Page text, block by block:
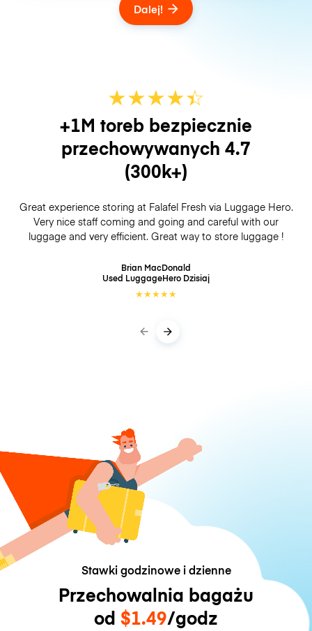
Dalej!
★★★★☆
★
+1M toreb bezpiecznie
przechowywanych 4.7
(300k+)
Great experience storing at Falafel Fresh via Luggage Hero.
Very nice staff coming and going and careful with our
luggage and very efficient. Great way to store luggage !
Brian MacDonald
Used LuggageHero Dzisiaj
★★★★★
Stawki godzinowe i dzienne
Przechowalnia bagażu
od $1.49/godz